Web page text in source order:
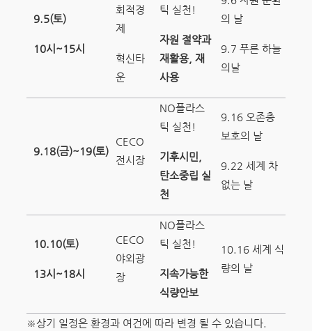
9.5(토)
10시 ~15시
회적경
제
혁신타
운
틱 실천!
자원 절약과
재활용, 재
사용
의 날
9.7 푸른 하늘
의날
9.18(금)~19(토)
CECO
전시장
NO플라스
틱 실천!
기후시민
탄소중립 실
천
9.16 오존층
보호의 날
9.22 세계 차
없는 날
10.10(토)
13시 ~18시
CECO
야외광
장
NO플라스
틱 실천!
지속가능한
식량안보
10.16 세계 식
량의 날
※상기 일정은 환경과 여건에 따라 변경 될 수 있습니다.